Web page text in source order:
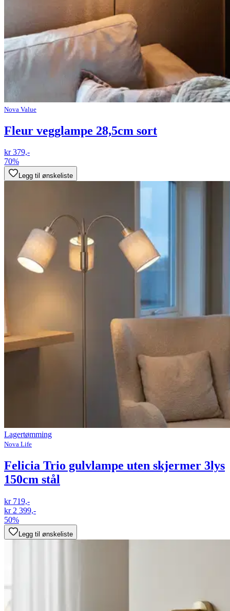
Nova Value
Fleur vegglampe 28,5cm sort
kr 379,-
70%
Legg til ønskeliste
Lagertømming
Nova Life
Felicia Trio gulvlampe uten skjermer 3lys
150cm stål
kr 719,-
kr 2 399,-
50%
Legg til ønskeliste